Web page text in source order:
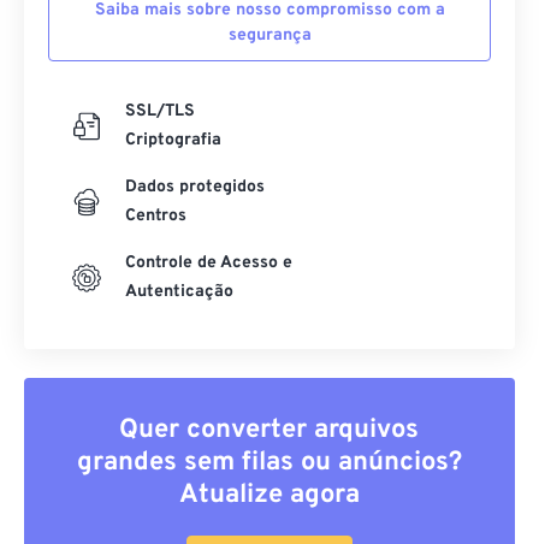
Saiba mais sobre nosso compromisso com a
segurança
SSL/TLS
Criptografia
Dados protegidos
Centros
Controle de Acesso e
Autenticação
Quer converter arquivos
grandes sem filas ou anúncios?
Atualize agora